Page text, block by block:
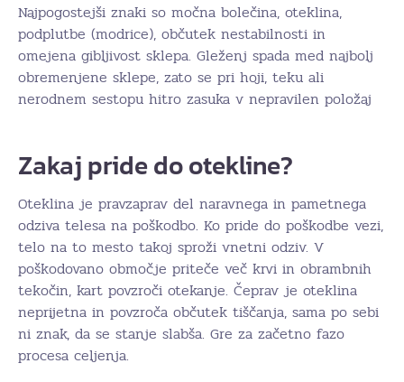
Najpogostejši znaki so močna bolečina, oteklina,
podplutbe (modrice), občutek nestabilnosti in
omejena gibljivost sklepa. Gleženj spada med najbolj
obremenjene sklepe, zato se pri hoji, teku ali
nerodnem sestopu hitro zasuka v nepravilen položaj
Zakaj pride do otekline?
Oteklina je pravzaprav del naravnega in pametnega
odziva telesa na poškodbo. Ko pride do poškodbe vezi,
telo na to mesto takoj sproži vnetni odziv. V
poškodovano območje priteče več krvi in obrambnih
tekočin, kart povzroči otekanje. Čeprav je oteklina
neprijetna in povzroča občutek tiščanja, sama po sebi
ni znak, da se stanje slabša. Gre za začetno fazo
procesa celjenja.